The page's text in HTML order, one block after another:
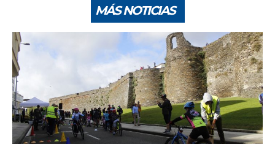
MÁS NOTICIAS